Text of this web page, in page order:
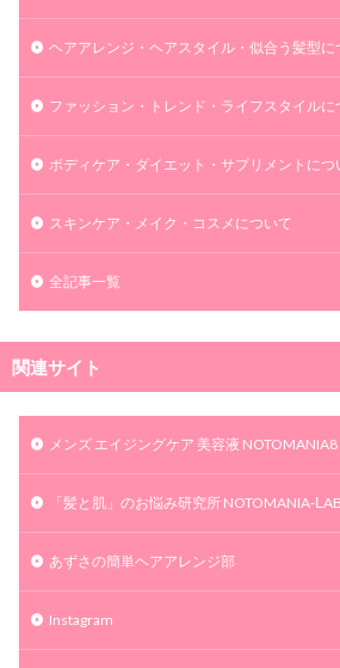
ヘアアレンジ・ヘアスタイル・似合う髪型に
ファッション・トレンド・ライフスタイルに
ボディケア・ダイエット・サプリメントにつ
スキンケア・メイク・コスメについて
全記事一覧
関連サイト
メンズ エイジングケア 美容液 NOTOMANIA8
「髪と肌」のお悩み研究所 NOTOMANIA-ⅬAB
あずさの簡単ヘアアレンジ部
Instagram